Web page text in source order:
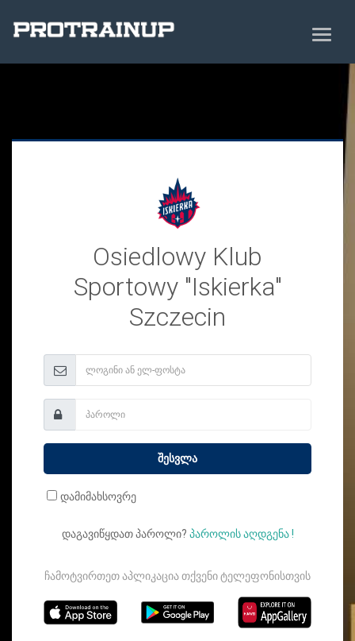
Osiedlowy Klub
Sportowy "Iskierka"
Szczecin
შესვლა
დამიმახსოვრე
დაგავიწყდათ პაროლი? პაროლის აღდგენა !
ჩამოტვირთეთ აპლიკაცია თქვენი ტელეფონისთვის